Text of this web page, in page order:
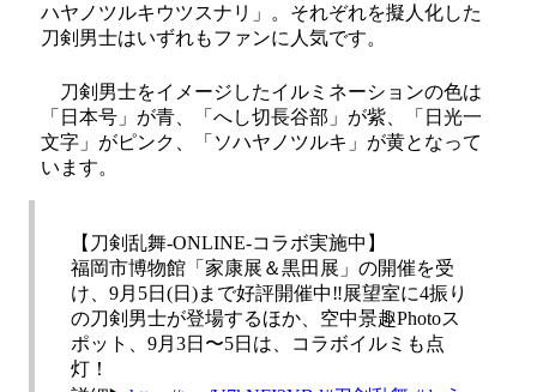
ハヤノツルキウツスナリ」。それぞれを擬人化した
刀剣男士はいずれもファンに人気です。
刀剣男士をイメージしたイルミネーションの色は
「日本号」が青、「へし切長谷部」が紫、「日光一
文字」がピンク、「ソハヤノツルキ」が黄となって
います。
【刀剣乱舞-ONLINE-コラボ実施中】
福岡市博物館「家康展＆黒田展」の開催を受
け、9月5日(日)まで好評開催中‼️展望室に4振り
の刀剣男士が登場するほか、空中景趣Photoス
ポット、9月3日〜5日は、コラボイルミも点
灯！